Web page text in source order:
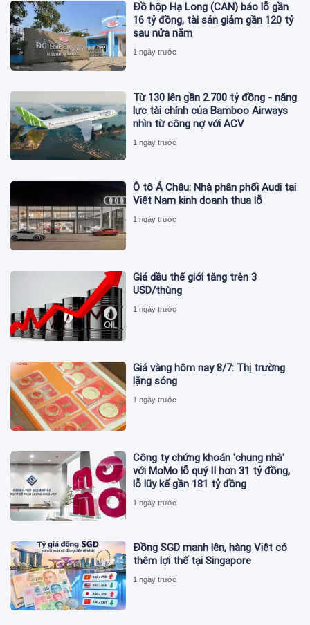
Đồ hộp Hạ Long (CAN) báo lỗ gần
16 tỷ đồng, tài sản giảm gần 120 tỷ
sau nửa năm
1 ngày trước
Từ 130 lên gần 2.700 tỷ đồng - năng
lực tài chính của Bamboo Airways
nhìn từ công nợ với ACV
1 ngày trước
Ô tô Á Châu: Nhà phân phối Audi tại
Việt Nam kinh doanh thua lỗ
1 ngày trước
Giá dầu thế giới tăng trên 3
USD/thùng
1 ngày trước
Giá vàng hôm nay 8/7: Thị trường
lặng sóng
1 ngày trước
Công ty chứng khoán 'chung nhà'
với MoMo lỗ quý II hơn 31 tỷ đồng,
lỗ lũy kế gần 181 tỷ đồng
1 ngày trước
Đồng SGD mạnh lên, hàng Việt có
thêm lợi thế tại Singapore
1 ngày trước